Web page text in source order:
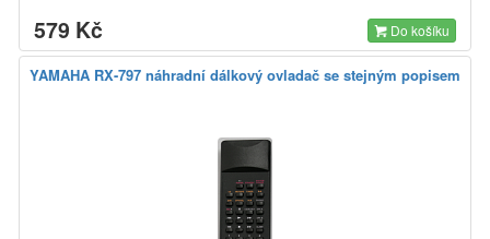
579 Kč Do košíku
YAMAHA RX-797 náhradní dálkový ovladač se stejným popisem